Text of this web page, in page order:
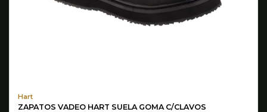
Hart
ZAPATOS VADEO HART SUELA GOMA C/CLAVOS